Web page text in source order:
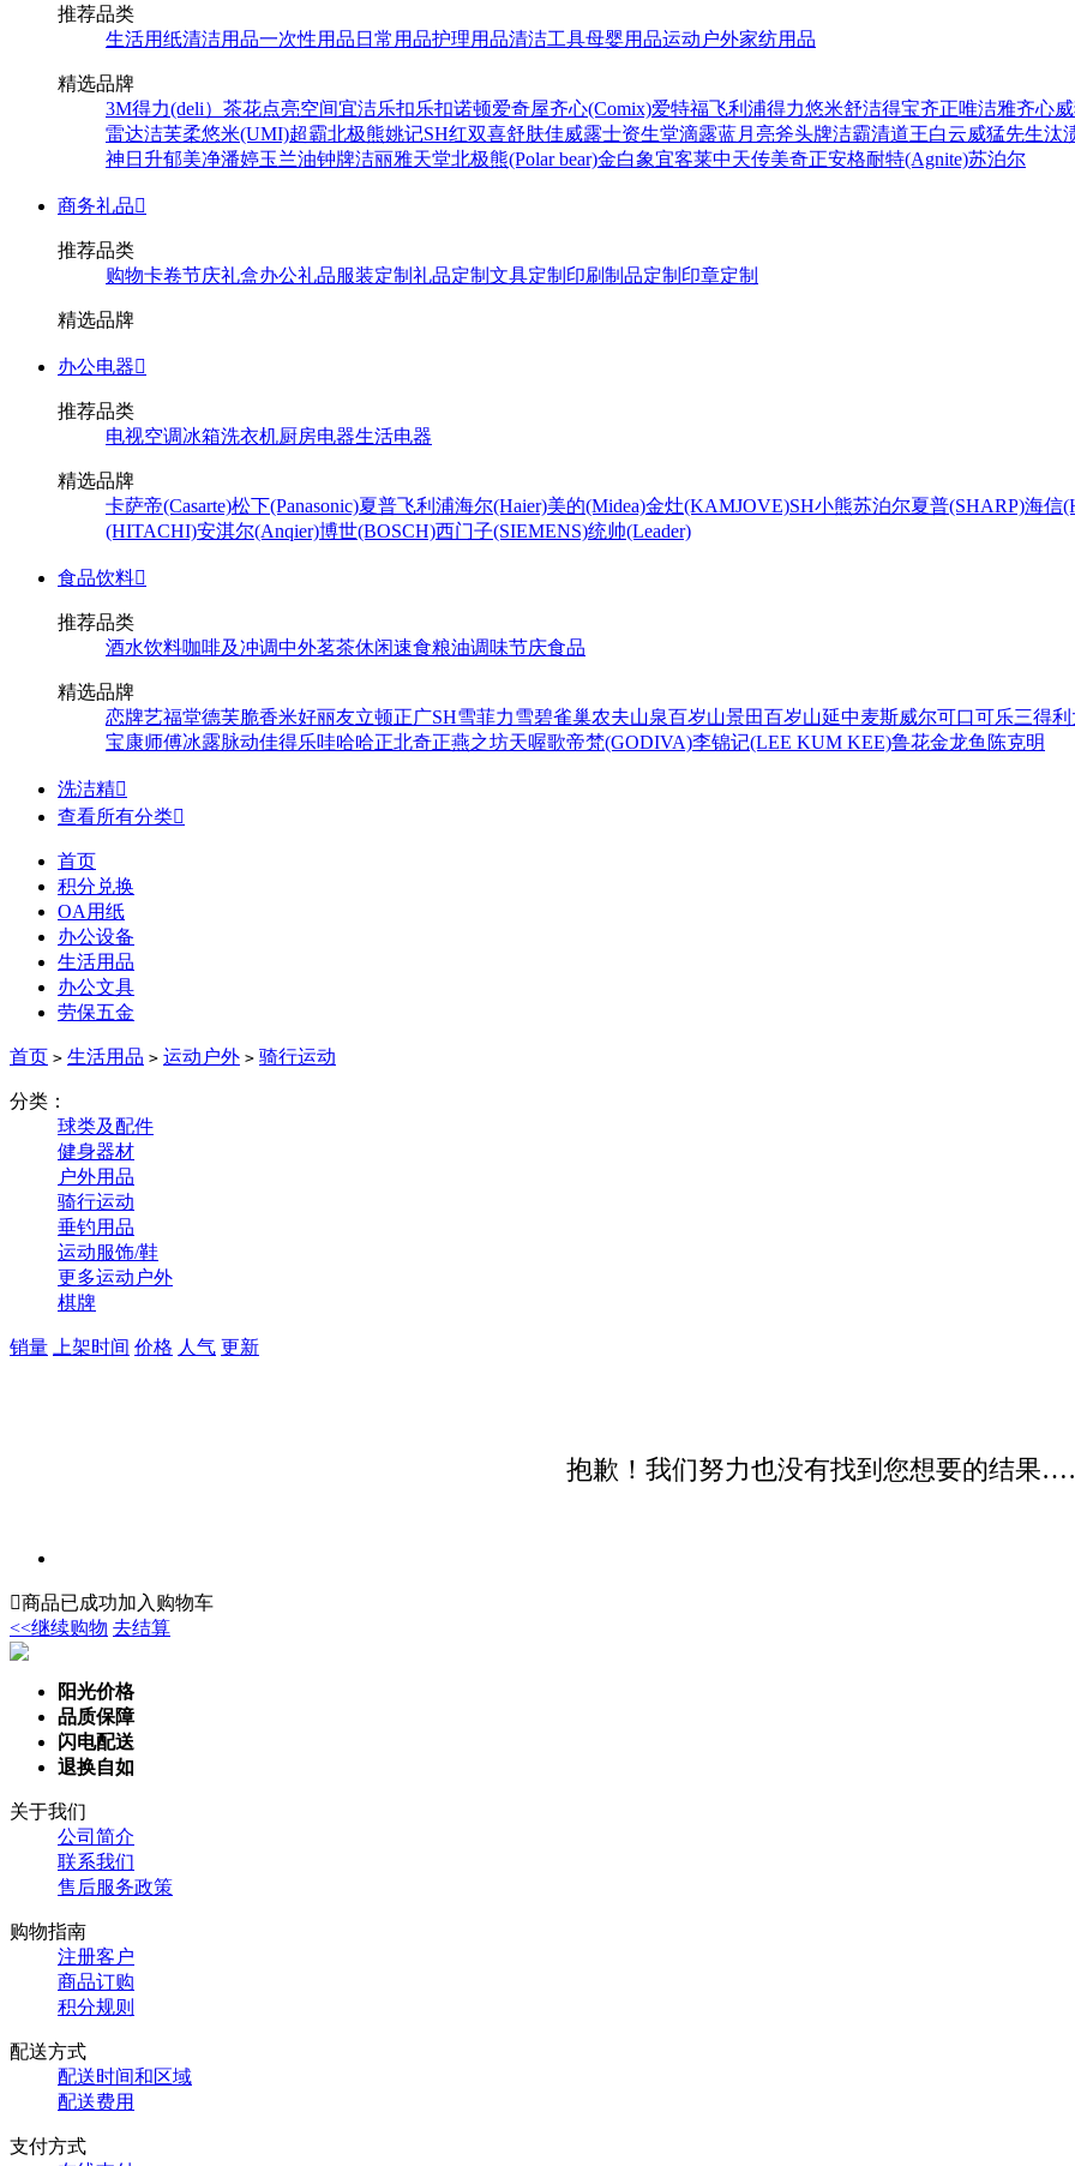
推荐品类
生活用纸清洁用品一次性用品 日常用品护理用品清洁工具母婴用品运动户外家纺用品
精选品牌
3M得力(deli） 茶花点亮空间宜洁乐扣乐扣诺顿爱奇屋齐心(Comix)爱特福飞利浦得力悠米舒洁得宝齐正唯洁雅齐心
雷达洁芙柔悠米(UMI)超霸北极熊姚记SH红双喜舒肤佳威露士资生堂滴露蓝月亮斧头牌洁霸清道王白云威猛先生汰
神 日升郁美净潘婷玉兰油钟牌洁丽雅天堂北极熊(Polar bear)金白象宜客莱中天传美奇正安格耐特(Agnite)苏泊尔
商务礼品
推荐品类
购物卡卷节庆礼盒办公礼品服装定制 礼品定制 文具定制 印刷制品定制 印章定制
精选品牌
办公电器
推荐品类
电视空调冰箱洗衣机厨房电器生活电器
精选品牌
卡萨帝(Casarte)松下(Panasonic)夏普飞利浦海尔(Haier)美的(Midea)金灶(KAMJOVE)SH小熊苏泊尔夏普(SHARP)海信
(HITACHI)安淇尔(Anqier)博世(BOSCH)西门子(SIEMENS)统帅(Leader)
食品饮料
推荐品类
酒水饮料咖啡及冲调中外茗茶休闲速食粮油调味节庆食品
精选品牌
恋牌艺福堂德芙脆香米好丽友立顿正广SH雪菲力雪碧雀巢农夫山泉百岁山景田百岁山延中麦斯威尔可口可乐三得利
宝康师傅冰露脉动佳得乐哇哈哈正北奇正燕之坊天喔歌帝梵(GODIVA)李锦记(LEE KUM KEE)鲁花金龙鱼 陈克明
洗洁精
查看所有分类
首页
积分兑换
OA用纸
办公设备
生活用品
办公文具
劳保五金
首页 > 生活用品 > 运动户外 > 骑行运动
分类：
球类及配件
健身器材
户外用品
骑行运动
垂钓用品
运动服饰/鞋
更多运动户外
棋牌
销量 上架时间 价格 人气 更新
抱歉！我们努力也没有找到您想要的结果
商品已成功加入购物车
<<继续购物 去结算
阳光价格
品质保障
闪电配送
退换自如
关于我们
公司简介
联系我们
售后服务政策
购物指南
注册客户
商品订购
积分规则
配送方式
配送时间和区域
配送费用
支付方式